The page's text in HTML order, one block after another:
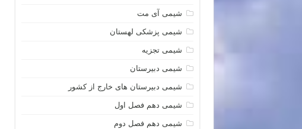
شیمی آی مت
شیمی پزشکی لهستان
شیمی تجزیه
شیمی دبیرستان
شیمی دبیرستان های خارج از کشور
شیمی دهم فصل اول
شیمی دهم فصل دوم